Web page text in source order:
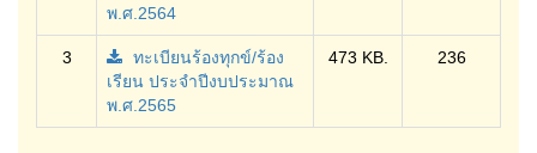
พ.ศ.2564
3
ทะเบียนร้องทุกข์/ร้อง
เรียน ประจำปีงบประมาณ
พ.ศ.2565
473 KB. 236